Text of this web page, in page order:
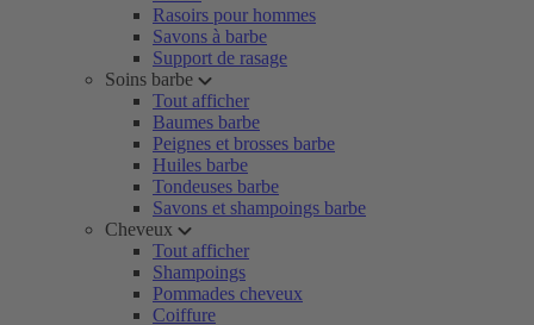
Rasoirs pour hommes
Savons à barbe
Support de rasage
Soins barbe
Tout afficher
Baumes barbe
Peignes et brosses barbe
Huiles barbe
Tondeuses barbe
Savons et shampoings barbe
Cheveux
Tout afficher
Shampoings
Pommades cheveux
Coiffure